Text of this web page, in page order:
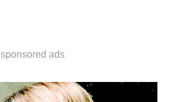
sponsored ads